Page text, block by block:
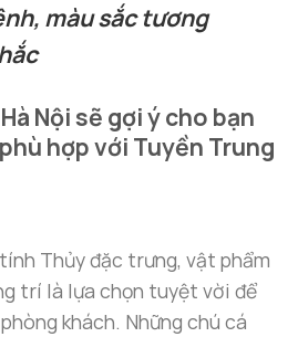
màu sắc tương
Nội sẽ gợi ý cho bạn
hợp với Tuyền Trung
Thủy đặc trưng, vật phẩm
trí là lựa chọn tuyệt vời để
khách. Những chú cá